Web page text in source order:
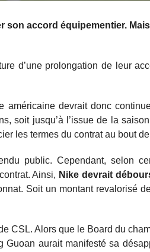
son accord équipementier.
d’une prolongation de leur
américaine devrait donc
soit jusqu’à l’issue de la saison
les termes du contrat au bout
public. Cependant, selon
Ainsi, Nike devrait
Soit un montant revalorisé
CSL. Alors que le Board du
aurait manifesté sa